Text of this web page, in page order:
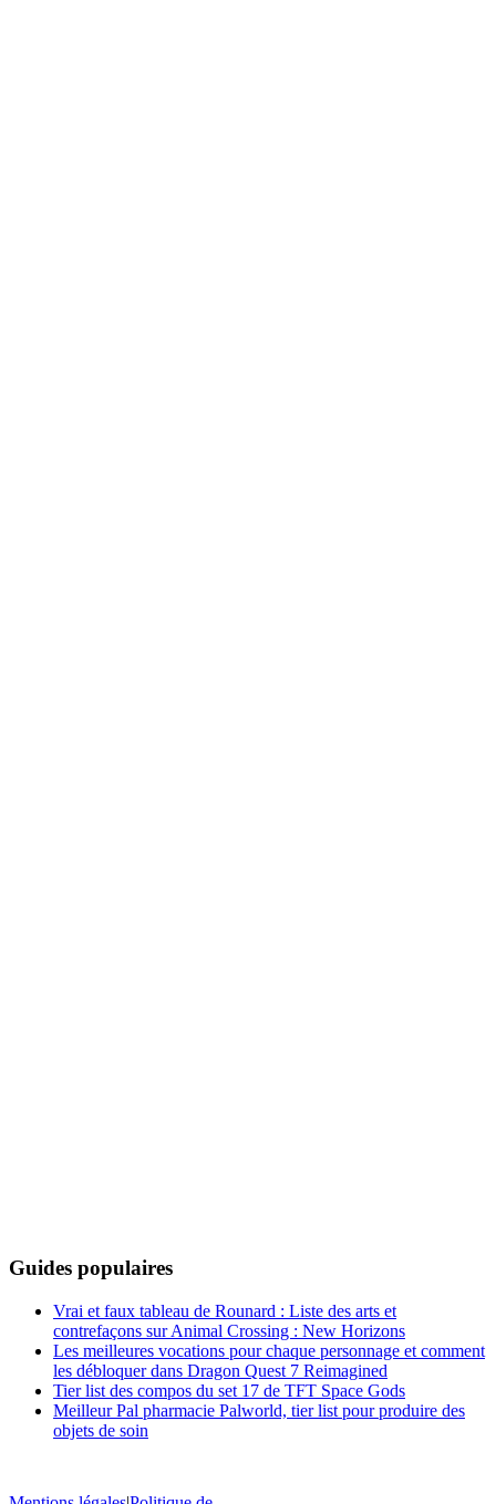
Guides populaires
Vrai et faux tableau de Rounard : Liste des arts et
contrefaçons sur Animal Crossing : New Horizons
Les meilleures vocations pour chaque personnage et comment
les débloquer dans Dragon Quest 7 Reimagined
Tier list des compos du set 17 de TFT Space Gods
Meilleur Pal pharmacie Palworld, tier list pour produire des
objets de soin